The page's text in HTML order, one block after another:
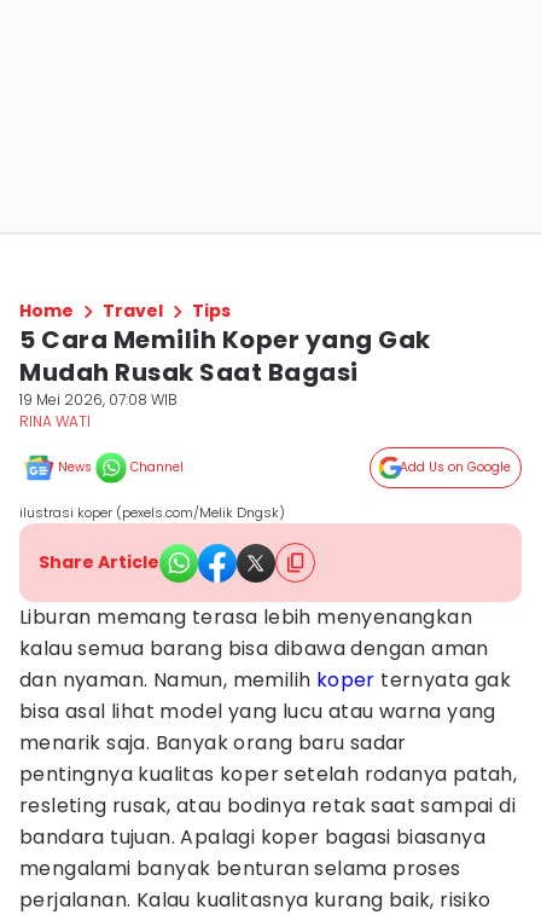
Home Travel Tips
5 Cara Memilih Koper yang Gak
Mudah Rusak Saat Bagasi
19 Mei 2026, 07:08 WIB
RINA WATI
News Channel Add Us on Google
ilustrasi koper (pexels.com/Melik Dngsk)
Share Article
Liburan memang terasa lebih menyenangkan
kalau semua barang bisa dibawa dengan aman
dan nyaman. Namun, memilih koper ternyata gak
bisa asal lihat model yang lucu atau warna yang
menarik saja. Banyak orang baru sadar
pentingnya kualitas koper setelah rodanya patah,
resleting rusak, atau bodinya retak saat sampai di
bandara tujuan. Apalagi koper bagasi biasanya
mengalami banyak benturan selama proses
perjalanan. Kalau kualitasnya kurang baik, risiko